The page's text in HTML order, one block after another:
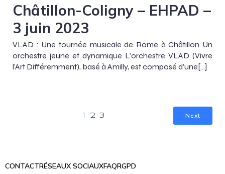
Châtillon-Coligny – EHPAD –
3 juin 2023
VLAD : Une tournée musicale de Rome à Châtillon Un
orchestre jeune et dynamique L’orchestre VLAD (Vivre
l’Art Différemment), basé à Amilly, est composé d’une[…]
1 2 3 Next
CONTACTRÉSEAUX SOCIAUXFAQRGPD